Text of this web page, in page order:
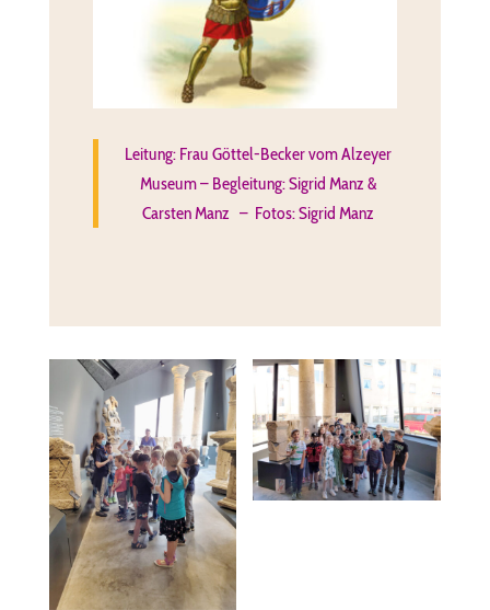
Leitung: Frau Göttel-Becker vom Alzeyer
Museum – Begleitung: Sigrid Manz &
Carsten Manz – Fotos: Sigrid Manz